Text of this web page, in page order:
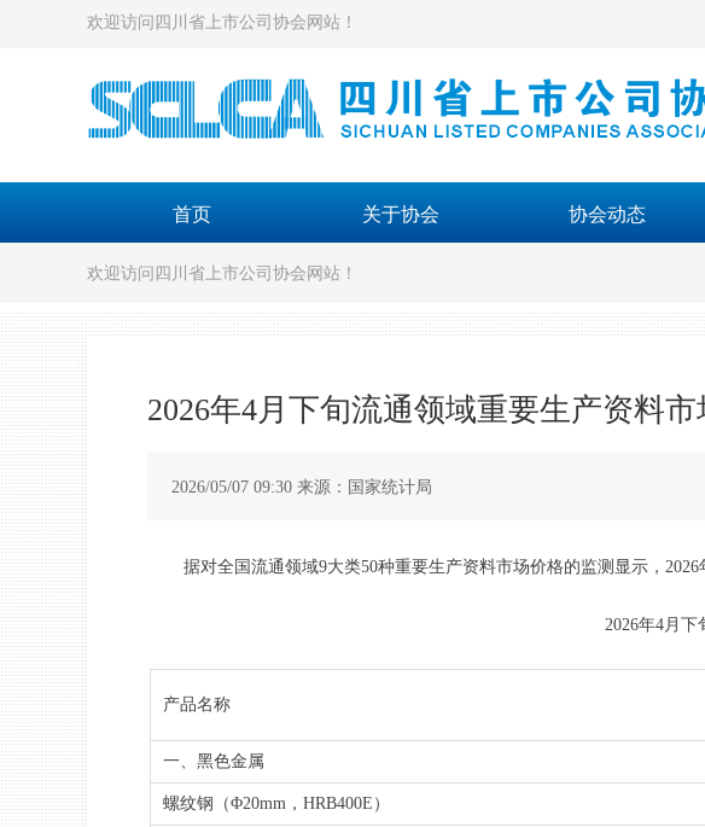
首页 关于协会 协会动态
欢迎访问四川省上市公司协会网站！
欢迎访问四川省上市公司协会网站！
据对全国流通领域9大类50种重要生产资料市场价格的监测显示，2026
2026年4月
产品名称
一、黑色金属
螺纹钢（Φ20mm，HRB400E）
2026年4月下旬流通领域重要生产资料
2026/05/07 09:30 来源：国家统计局